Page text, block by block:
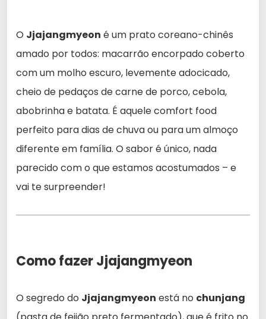
O Jjajangmyeon é um prato coreano-chinês
amado por todos: macarrão encorpado coberto
com um molho escuro, levemente adocicado,
cheio de pedaços de carne de porco, cebola,
abobrinha e batata. É aquele comfort food
perfeito para dias de chuva ou para um almoço
diferente em família. O sabor é único, nada
parecido com o que estamos acostumados – e
vai te surpreender!
Como fazer Jjajangmyeon
O segredo do Jjajangmyeon está no chunjang